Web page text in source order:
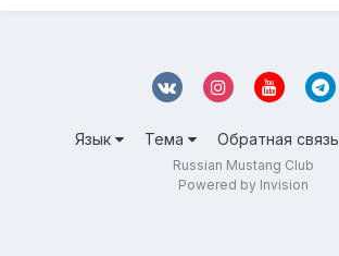
Язык Тема Обратная связь
Russian Mustang Club
Powered by Invision